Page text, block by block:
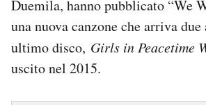
CALENDARIO
AREA PERSONALE
Duemila, hanno pubblicato “We
una nuova canzone che arriva
ultimo disco, Girls in Peacetime
uscito nel 2015.